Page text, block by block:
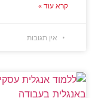
קרא עוד »
אין תגובות